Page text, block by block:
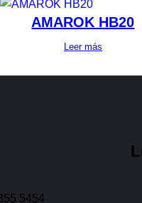
AMAROK HB20
Leer más
5454